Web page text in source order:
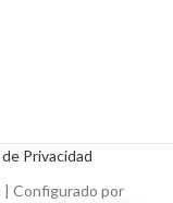
Privacidad
| Configurado por